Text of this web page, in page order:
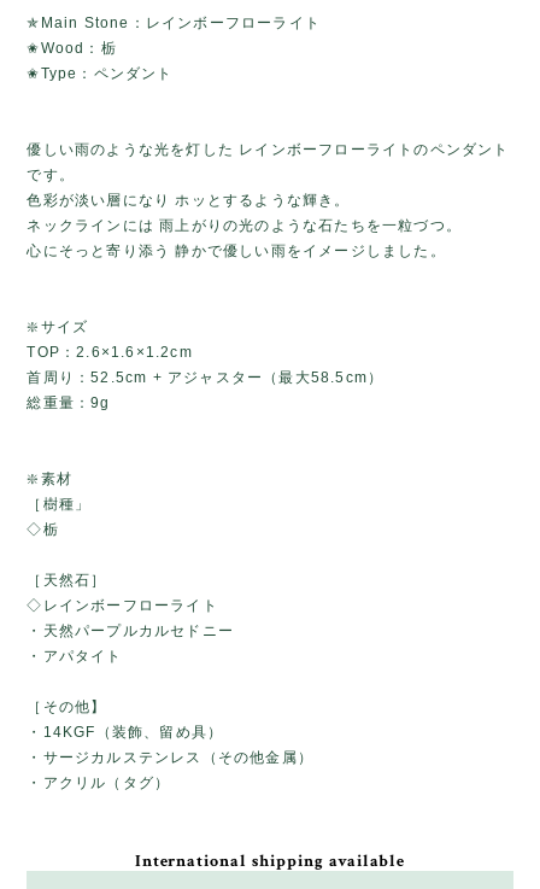
✯Main Stone：レインボーフローライト
✬Wood：栃
✬Type：ペンダント
優しい雨のような光を灯した レインボーフローライトのペンダント
です。
色彩が淡い層になり ホッとするような輝き。
ネックラインには 雨上がりの光のような石たちを一粒づつ。
心にそっと寄り添う 静かで優しい雨をイメージしました。
❇️サイズ
TOP：2.6×1.6×1.2cm
首周り：52.5cm + アジャスター（最大58.5cm）
総重量：9g
❇️素材
［樹種」
◇栃
［天然石］
◇レインボーフローライト
・天然パープルカルセドニー
・アパタイト
［その他】
・14KGF（装飾、留め具）
・サージカルステンレス（その他金属）
・アクリル（タグ）
International shipping available